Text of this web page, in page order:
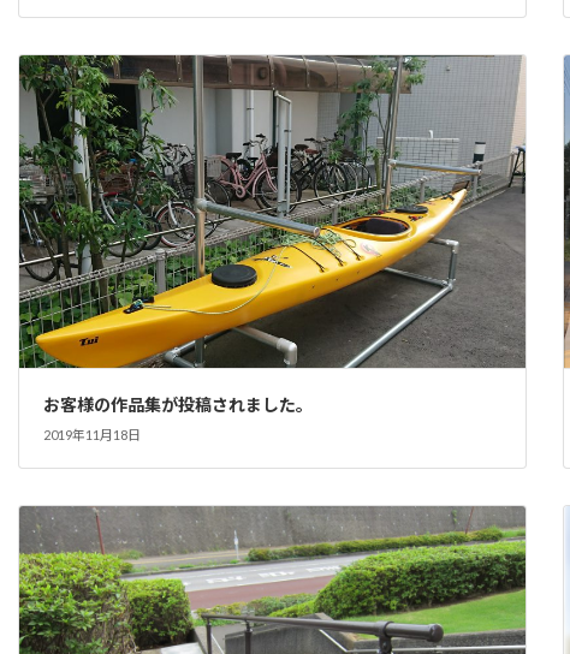
お客様の作品集が投稿されました。
2019年11月18日